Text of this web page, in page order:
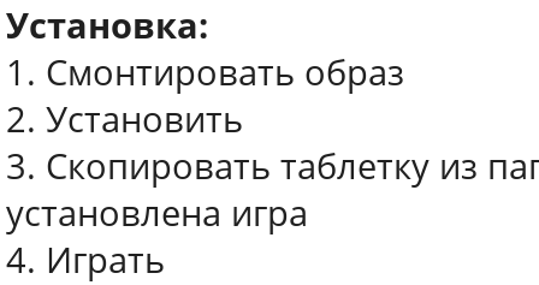
Установка:
1. Смонтировать образ
2. Установить
3. Скопировать таблетку из
установлена игра
4. Играть